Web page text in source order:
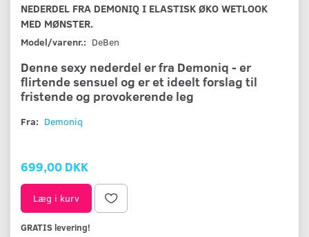
NEDERDEL FRA DEMONIQ I ELASTISK ØKO WETLOOK
MED MØNSTER.
Model/varenr.: DeBen
Denne sexy nederdel er fra Demoniq - er
flirtende sensuel og er et ideelt forslag til
fristende og provokerende leg
Fra: Demoniq
699,00 DKK
Læg i kurv
GRATIS levering!